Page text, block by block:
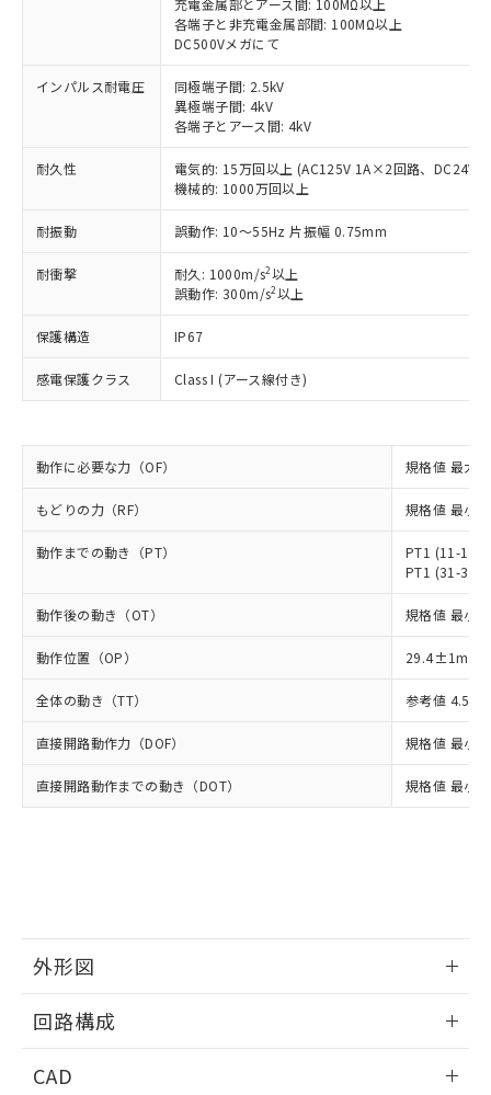
充電金属部とアース間: 100MΩ以上
各端子と非充電金属部間: 100MΩ以上
DC500Vメガにて
インパルス耐電圧
同極端子間: 2.5kV
異極端子間: 4kV
各端子とアース間: 4kV
耐久性
電気的: 15万回以上 (AC125V 1A×2回路、
機械的: 1000万回以上
耐振動 誤動作: 10～55Hz 片振幅 0.75mm
耐衝撃 耐久: 1000m/s2以上
誤動作: 300m/s2以上
保護構造 IP67
感電保護クラス Class I (アース線付き)
動作に必要な力（OF） 規格値 最大
もどりの力（RF） 規格値 最小
動作までの動き（PT）
PT1 (11-12,
PT1 (31-32,
動作後の動き（OT） 規格値 最小
動作位置（OP） 29.4±1mm
全体の動き（TT） 参考値
直接開路動作力（DOF） 規格値 最小
直接開路動作までの動き（DOT） 規格値 最小
外形図
回路構成
CAD
ご利用条件
以下の条件をお読みいただき、同意のうえ
ご利用ください。
本サービスは、当社制御機器事業取扱
商品の当社在庫状況および標準価格
(税抜)を提供させていただくもので
当社制御機器事業取扱商品の中には、
本サービスの対象外となる商品もある
在庫状況および標準価格照会結果は、
記載している更新日時点での社内デー
タに基づき作成されるものであり、閲
了承ください。
正式な納期状況および標準価格はお客
様のお取引先、またはお客様担当のオ
ムロン制御機器販売店・当社販売員に
ご相談ください。
」をご確認
ください。
事前の承諾なく第三者に漏洩または開
示しないようお願いします。
ビス）をご利用いただくには、I-Web
メンバーズにご登録されている必要が
あります。
お客様が当ウェブサイト上で当社にご
※当社の共同利用者とは、"個人情報
用者の範囲」に記載されている法人を
対応予定：EU RoHS指令（10物質）の非含
有に対応した製品に切り替える予定のある
商品です。
対応予定なし：EU RoHS指令（10物質）の
非含有に非対応の商品で、対応品を出す予
定はありません。
調査・確認中：EU RoHS指令（10物質）の
非含有の対応状況を調査中または確認中の
非該当品：ライセンス料など無形物で、有
害物質有無と関係のない商品です。
仕入先様の事情により、非含有部品として
いたものが、含有品と判明した場合などや
むを得ず変更することがあります。
*EU RoHS指令（10物質）：
鉛(Pb) 1000ppm以下、 水銀(Hg) 1000ppm以下、 カド
類(PBB) 1000ppm以下、ポリ臭化ジフェニルエーテル類
(PBDE) 1000ppm以下、フタル酸ビス(2-エチルヘキシ
（DBP） 1000ppm以下、フタル酸ジイソブチル
但し、RoHS指令で産業用監視および制御機器に対する
適用除外項目は除く。
※2 対応予定月
部品在庫の切り替え状況などにより、予定
EU RoHS指令（10物質）の非含有証明書
51物質の非含有証明書（当社基準）
※本証明書は発行日時点で非含有を証明す
ものではありません。
また、RoHS指令のフタル酸エステル類４
※1 中国RoHS○×表
「○」：最大均質材料含有率が中国RoHSの
基準値以下であることを示します。
「×」：最大均質材料含有率が中国RoHSの
基準値を超えていることを示します。
「－」：未確認です。当社販売部門へお問
い合わせください。
*中国RoHS10物質の基準値 (GB/T26572)：
Cr(Ⅵ)(六価クロム) : 1000ppm、 PBBs(ポリ臭化ビフェ
ニル類) : 1000ppm、 PBDEs(ポリ臭化ジフェニルエーテ
DBP(フタル酸ジブチル) : 1000ppm、 DIBP(フタル酸ジ
イソブチル) : 1000ppm、 BBP(フタル酸ブチルベンジ
DEHP(フタル酸ビス(2-エチルヘキシル)) : 1000ppm
※2 環境保護使用期限
「ｅ」：有害物質（10物質）のすべてが基
「10」：通常の使用状況下において有害物
及ぼさない年数を意味します。
「－」：未確認です。当社販売部門へお問
い合わせください。
当社は、これら貴社製品のうち、外国
為替および外国貿易法に定める商品
（以下｢規制貨物等」という）を輸出
または国外への提供する場合は、日本
当社は規制貨物を破棄する場合は、完
全に破砕するなど、違法に輸出されな
当社は貴社製品を、核兵器、ミサイ
武器並びにこれらの製造装置等に一切
使用いたしません。
当社は、貴社製品を第三者に販売する
場合は、上記1、2および3の内容を当
該第三者に通知します。また当社は、
販売先および販売に係わる関係者が違
り引きをいたしません。
記
○ 一定数以上の在庫あり
△
白
情報を公開していない機種